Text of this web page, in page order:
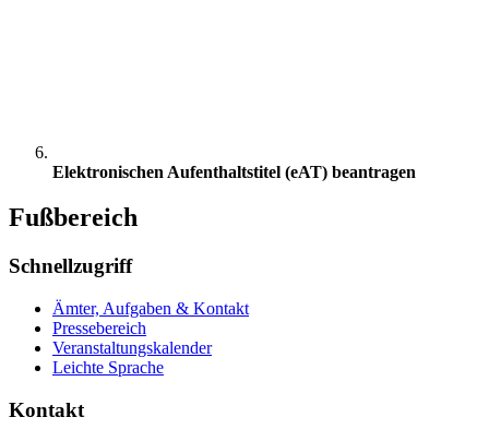
Elektronischen Aufenthaltstitel (eAT) beantragen
Fußbereich
Schnellzugriff
Ämter, Aufgaben & Kontakt
Pressebereich
Veranstaltungskalender
Leichte Sprache
Kontakt